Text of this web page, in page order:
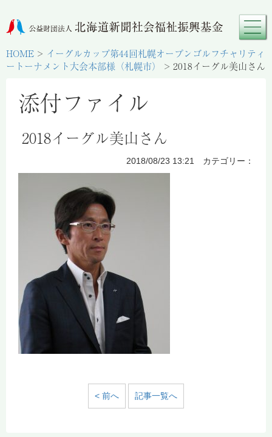
HOME > イーグルカップ第44回札幌オープンゴルフチャリティ
ートーナメント大会本部様（札幌市）
> 2018イーグル美山さん
添付ファイル
2018イーグル美山さん
2018/08/23 13:21 カテゴリー：
< 前へ 記事一覧へ